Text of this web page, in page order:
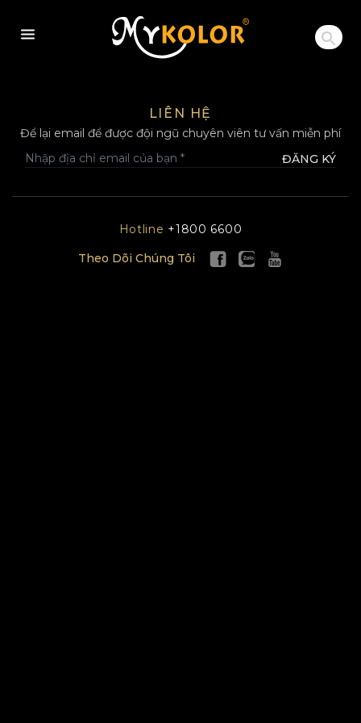
MYKOLOR
LIÊN HỆ
Để lại email để được đội ngũ chuyên viên tư vấn miễn phí
ĐĂNG KÝ
Hotline +1800 6600
Theo Dõi Chúng Tôi